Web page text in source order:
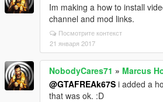
Im making a how to install
channel and mod links.
Посмотрите контекст
21 января 2017
NobodyCares71 » Marcus
@GTAFREAk67S i added a
that was ok. :D